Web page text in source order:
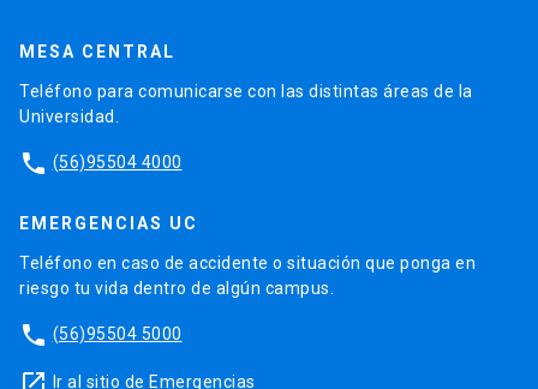
MESA CENTRAL
Teléfono para comunicarse con las distintas áreas de la
Universidad.
phone (56)95504 4000
EMERGENCIAS UC
Teléfono en caso de accidente o situación que ponga en
riesgo tu vida dentro de algún campus.
phone (56)95504 5000
Ir al sitio de Emergencias